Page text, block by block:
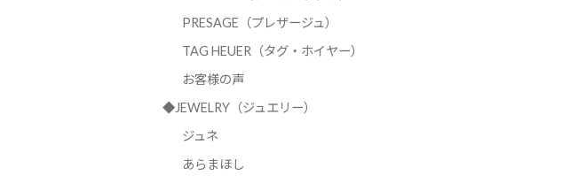
PRESAGE（プレザージュ）
TAG HEUER（タグ・ホイヤー）
お客様の声
◆JEWELRY（ジュエリー）
ジュネ
あらまほし